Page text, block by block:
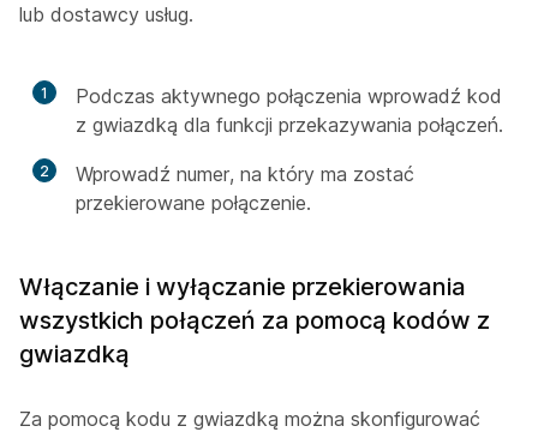
lub dostawcy usług.
1
Podczas aktywnego połączenia wprowadź kod
z gwiazdką dla funkcji przekazywania połączeń.
2
Wprowadź numer, na który ma zostać
przekierowane połączenie.
Włączanie i wyłączanie przekierowania
wszystkich połączeń za pomocą kodów z
gwiazdką
Za pomocą kodu z gwiazdką można skonfigurować